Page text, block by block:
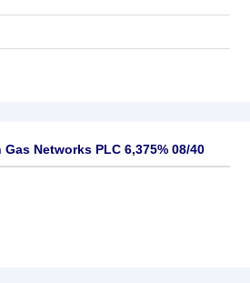
Networks PLC 6,375% 08/40